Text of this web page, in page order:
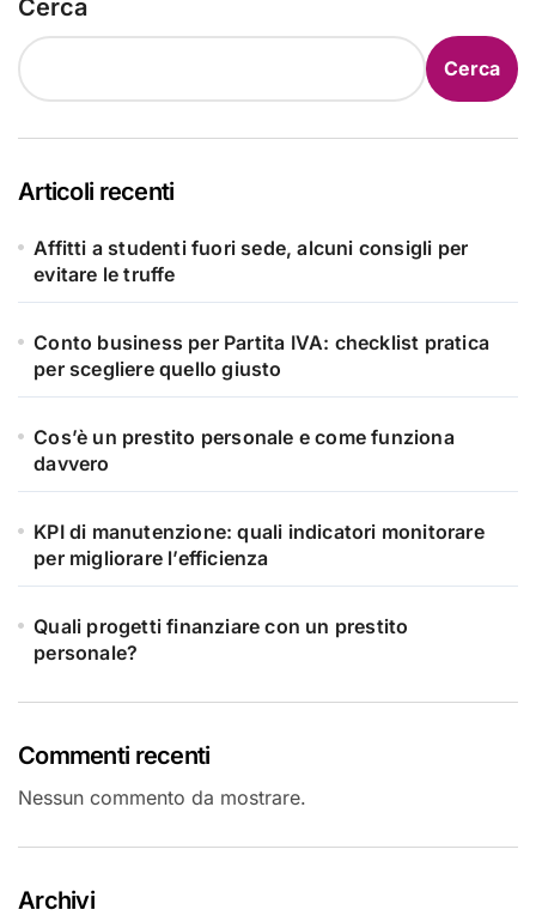
Cerca
Cerca
Articoli recenti
Affitti a studenti fuori sede, alcuni consigli per
evitare le truffe
Conto business per Partita IVA: checklist pratica
per scegliere quello giusto
Cos’è un prestito personale e come funziona
davvero
KPI di manutenzione: quali indicatori monitorare
per migliorare l’efficienza
Quali progetti finanziare con un prestito
personale?
Commenti recenti
Nessun commento da mostrare.
Archivi